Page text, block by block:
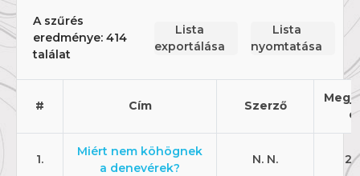
A szűrés
eredménye: 414
találat
Lista
exportálása
Lista
nyomtatása
# Cím Szerző
1.
Miért nem köhögnek
a denevérek?
N. N.